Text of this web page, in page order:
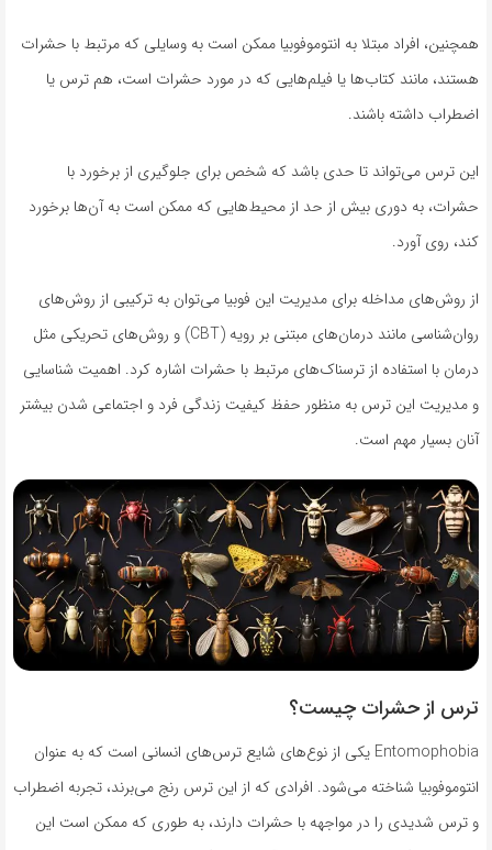
همچنین، افراد مبتلا به انتوموفوبیا ممکن است به وسایلی که مرتبط با حشرات
هستند، مانند کتاب‌ها یا فیلم‌هایی که در مورد حشرات است، هم ترس یا
اضطراب داشته باشند.
این ترس می‌تواند تا حدی باشد که شخص برای جلوگیری از برخورد با
حشرات، به دوری بیش از حد از محیط‌هایی که ممکن است به آن‌ها برخورد
کند، روی آورد.
از روش‌های مداخله برای مدیریت این فوبیا می‌توان به ترکیبی از روش‌های
روان‌شناسی مانند درمان‌های مبتنی بر رویه (CBT) و روش‌های تحریکی مثل
درمان با استفاده از ترسناک‌های مرتبط با حشرات اشاره کرد. اهمیت شناسایی
و مدیریت این ترس به منظور حفظ کیفیت زندگی فرد و اجتماعی شدن بیشتر
آنان بسیار مهم است.
ترس از حشرات چیست؟
Entomophobia یکی از نوع‌های شایع ترس‌های انسانی است که به عنوان
انتوموفوبیا شناخته می‌شود. افرادی که از این ترس رنج می‌برند، تجربه اضطراب
و ترس شدیدی را در مواجهه با حشرات دارند، به طوری که ممکن است این